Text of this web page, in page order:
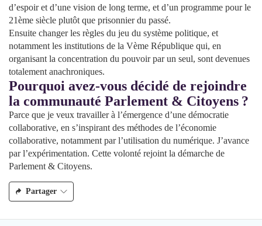
d’espoir et d’une vision de long terme, et d’un programme pour le
21ème siècle plutôt que prisonnier du passé.
Ensuite changer les règles du jeu du système politique, et
notamment les institutions de la Vème République qui, en
organisant la concentration du pouvoir par un seul, sont devenues
totalement anachroniques.
Pourquoi avez-vous décidé de rejoindre
la communauté Parlement & Citoyens ?
Parce que je veux travailler à l’émergence d’une démocratie
collaborative, en s’inspirant des méthodes de l’économie
collaborative, notamment par l’utilisation du numérique. J’avance
par l’expérimentation. Cette volonté rejoint la démarche de
Parlement & Citoyens.
Partager